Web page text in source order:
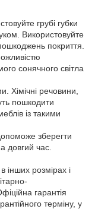
грубі губки
Використовуйте
покриття.
сонячного світла
Хімічні речовини,
пошкодити
із такими
зберегти
довгий час.
інших розмірах і
гарантія
терміну, у